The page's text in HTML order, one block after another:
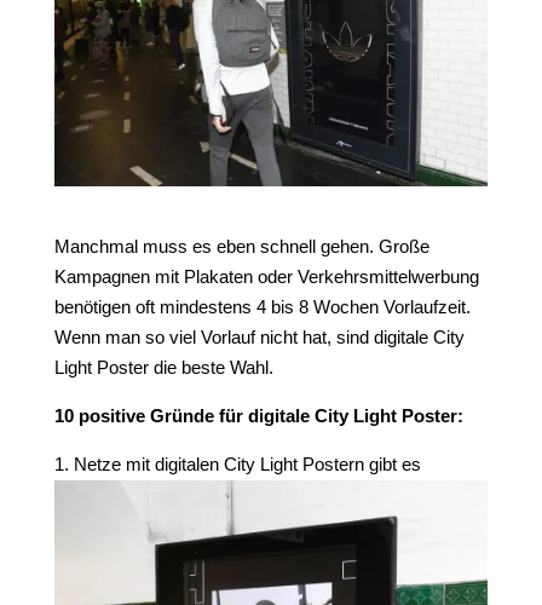
Manchmal muss es eben schnell gehen. Große
Kampagnen mit Plakaten oder Verkehrsmittelwerbung
benötigen oft mindestens 4 bis 8 Wochen Vorlaufzeit.
Wenn man so viel Vorlauf nicht hat, sind digitale City
Light Poster die beste Wahl.
10 positive Gründe für digitale City Light Poster:
Netze mit digitalen City Light Postern gibt es